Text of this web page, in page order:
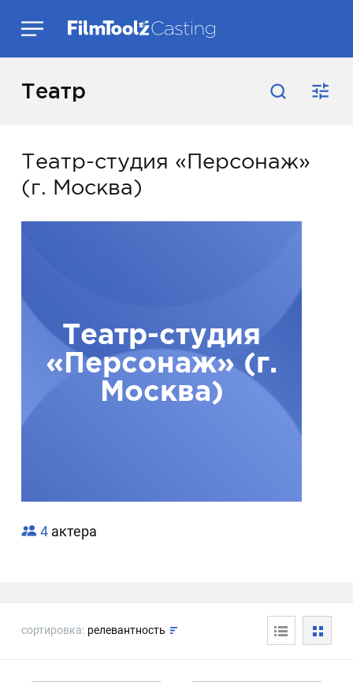
Театр
Театр-студия «Персонаж»
(г. Москва)
Театр-студия
«Персонаж» (г.
Москва)
4 актера
сортировка: релевантность